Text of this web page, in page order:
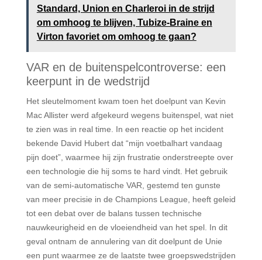
Standard, Union en Charleroi in de strijd
om omhoog te blijven, Tubize-Braine en
Virton favoriet om omhoog te gaan?
VAR en de buitenspelcontroverse: een
keerpunt in de wedstrijd
Het sleutelmoment kwam toen het doelpunt van Kevin
Mac Allister werd afgekeurd wegens buitenspel, wat niet
te zien was in real time. In een reactie op het incident
bekende David Hubert dat “mijn voetbalhart vandaag
pijn doet”, waarmee hij zijn frustratie onderstreepte over
een technologie die hij soms te hard vindt. Het gebruik
van de semi-automatische VAR, gestemd ten gunste
van meer precisie in de Champions League, heeft geleid
tot een debat over de balans tussen technische
nauwkeurigheid en de vloeiendheid van het spel. In dit
geval ontnam de annulering van dit doelpunt de Unie
een punt waarmee ze de laatste twee groepswedstrijden